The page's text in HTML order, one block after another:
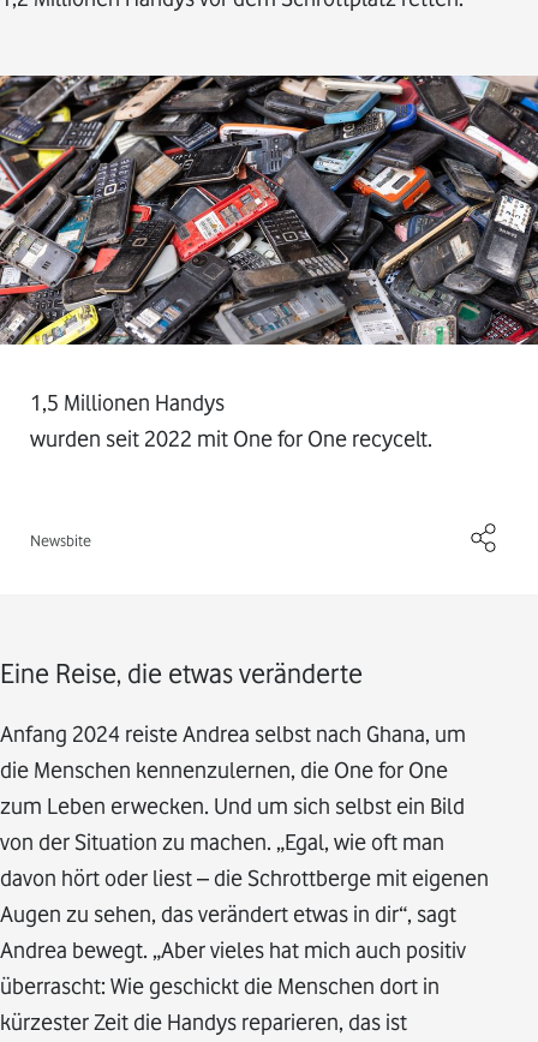
1,5 Millionen Handys
wurden seit 2022 mit One for One recycelt.
Newsbite
Eine Reise, die etwas veränderte
Anfang 2024 reiste Andrea selbst nach Ghana, um
die Menschen kennenzulernen, die One for One
zum Leben erwecken. Und um sich selbst ein Bild
von der Situation zu machen. „Egal, wie oft man
davon hört oder liest – die Schrottberge mit eigenen
Augen zu sehen, das verändert etwas in dir“, sagt
Andrea bewegt. „Aber vieles hat mich auch positiv
überrascht: Wie geschickt die Menschen dort in
kürzester Zeit die Handys reparieren, das ist